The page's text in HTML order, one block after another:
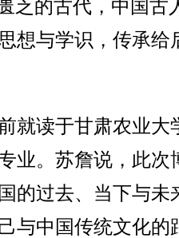
乏的古代，中国古
想与学识，传承给
读于甘肃农业大
业。苏詹说，此次
的过去、当下与未
与中国传统文化的